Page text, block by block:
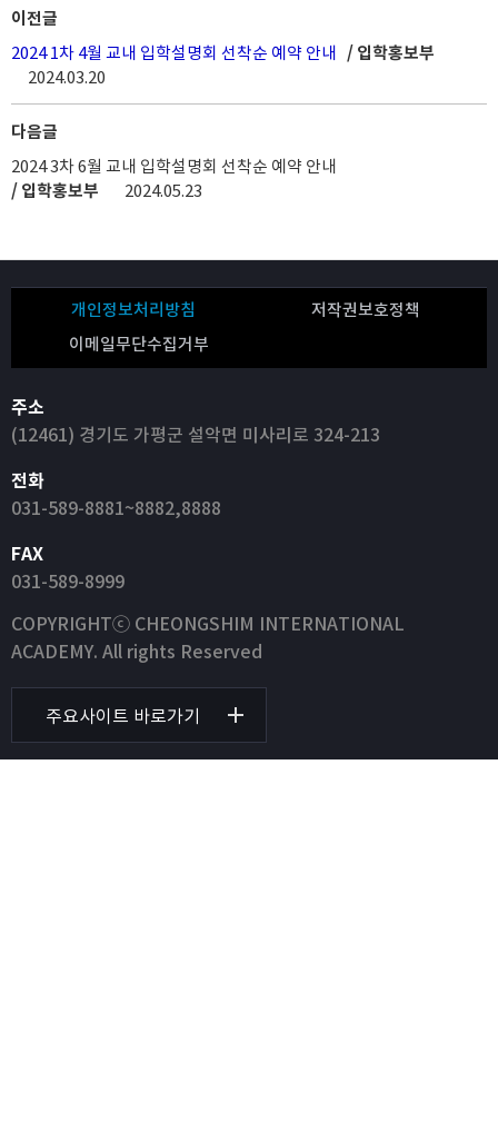
이전글
2024 1차 4월 교내 입학설명회 선착순 예약 안내 / 입학홍보부
2024.03.20
다음글
2024 3차 6월 교내 입학설명회 선착순 예약 안내
/ 입학홍보부
2024.05.23
개인정보처리방침
저작권보호정책
이메일무단수집거부
주소
(12461) 경기도 가평군 설악면 미사리로 324-213
전화
031-589-8881~8882,8888
FAX
031-589-8999
COPYRIGHTⓒ CHEONGSHIM INTERNATIONAL
ACADEMY. All rights Reserved
주요사이트 바로가기